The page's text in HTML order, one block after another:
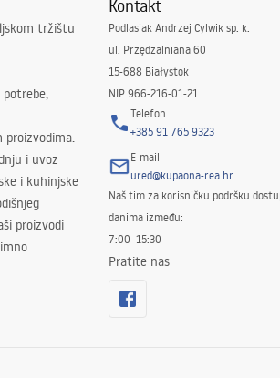
tržištu
potrebe,
i uvoz
i kuhinjske
proizvodi
Kontakt
Podlasiak Andrzej Cylwik sp. k.
ul. Przędzalniana 60
15-688 Białystok
NIP 966-216-01-21
Telefon
+385 91 765 9323
E-mail
ured@kupaona-rea.hr
Naš tim za korisničku podršku
danima između:
7:00–15:30
Pratite nas